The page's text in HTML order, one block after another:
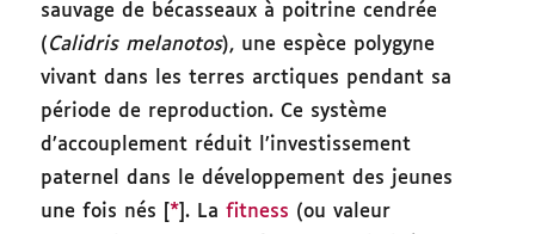
sauvage de bécasseaux à poitrine cendrée
( Calidris melanotos), une espèce polygyne
vivant dans les terres arctiques pendant sa
période de reproduction. Ce système
d’accouplement réduit l’investissement
paternel dans le développement des jeunes
une fois nés [ * ]. Lafitness (ou valeur